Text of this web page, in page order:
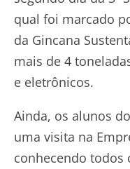
qual foi marcado
da Gincana
mais de 4
e eletrônicos.
Ainda, os alunos
uma visita na
conhecendo todos